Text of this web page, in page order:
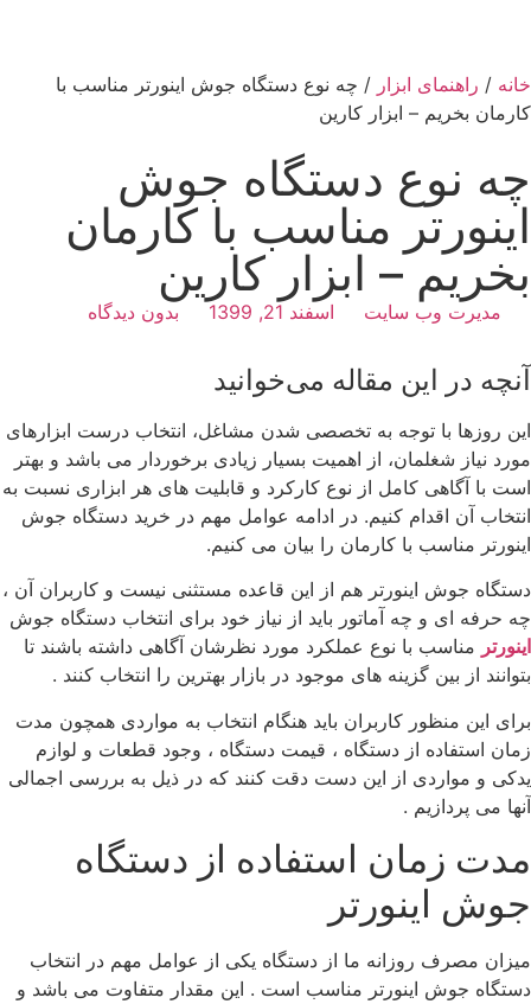
خانه / راهنمای ابزار / چه نوع دستگاه جوش اینورتر مناسب با
کارمان بخریم – ابزار کارین
چه نوع دستگاه جوش
اینورتر مناسب با کارمان
بخریم – ابزار کارین
مدیرت وب سایت اسفند 21, 1399 بدون دیدگاه
آنچه در این مقاله می‌خوانید
این روزها با توجه به تخصصی شدن مشاغل، انتخاب درست ابزارهای
مورد نیاز شغلمان، از اهمیت بسیار زیادی برخوردار می باشد و بهتر
است با آگاهی کامل از نوع کارکرد و قابلیت های هر ابزاری نسبت به
انتخاب آن اقدام کنیم. در ادامه عوامل مهم در خرید دستگاه جوش
اینورتر مناسب با کارمان را بیان می کنیم.
دستگاه جوش اینورتر هم از این قاعده مستثنی نیست و کاربران آن ،
چه حرفه ای و چه آماتور باید از نیاز خود برای انتخاب دستگاه جوش
اینورتر مناسب با نوع عملکرد مورد نظرشان آگاهی داشته باشند تا
بتوانند از بین گزینه های موجود در بازار بهترین را انتخاب کنند .
برای این منظور کاربران باید هنگام انتخاب به مواردی همچون مدت
زمان استفاده از دستگاه ، قیمت دستگاه ، وجود قطعات و لوازم
یدکی و مواردی از این دست دقت کنند که در ذیل به بررسی اجمالی
آنها می پردازیم .
مدت زمان استفاده از دستگاه
جوش اینورتر
میزان مصرف روزانه ما از دستگاه یکی از عوامل مهم در انتخاب
دستگاه جوش اینورتر مناسب است . این مقدار متفاوت می باشد و